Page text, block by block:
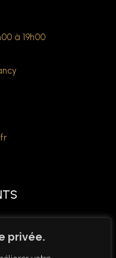
privée.
à 19h00